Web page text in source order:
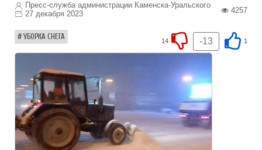
Пресс-служба администрации Каменска-Уральского
27 декабря 2023
4257
УБОРКА СНЕГА 1
-13
14